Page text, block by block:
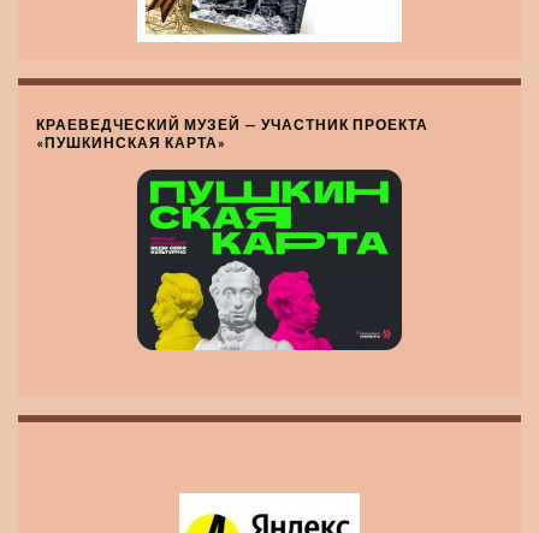
КРАЕВЕДЧЕСКИЙ МУЗЕЙ — УЧАСТНИК ПРОЕКТА
«ПУШКИНСКАЯ КАРТА»